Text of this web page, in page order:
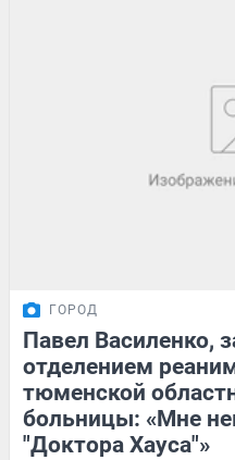
ГОРОД
Павел Василенко,
отделением
тюменской
больницы: «Мне
"Доктора Хауса"»